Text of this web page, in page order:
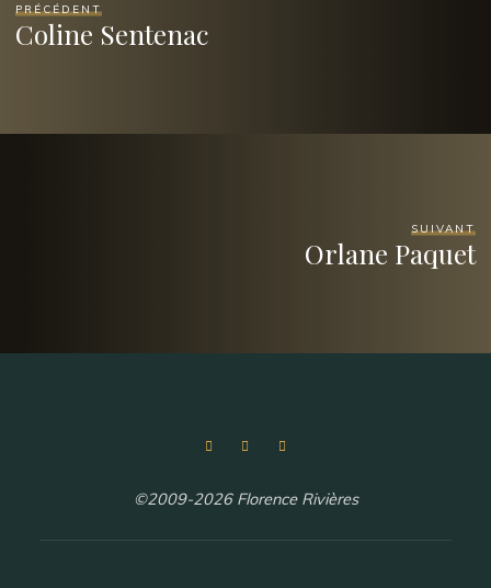
PRÉCÉDENT
Coline Sentenac
SUIVANT
Orlane Paquet
©2009-2026 Florence Rivières